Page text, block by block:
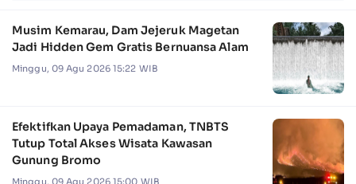
Musim Kemarau, Dam Jejeruk Magetan
Jadi Hidden Gem Gratis Bernuansa Alam
Minggu, 09 Agu 2026 15:22 WIB
Efektifkan Upaya Pemadaman, TNBTS
Tutup Total Akses Wisata Kawasan
Gunung Bromo